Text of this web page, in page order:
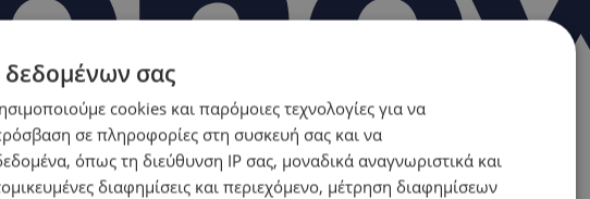
σας
cookies και παρόμοιες τεχνολογίες για να
σε πληροφορίες στη συσκευή σας και να
όπως τη διεύθυνση IP σας, μοναδικά αναγνωριστικά και
διαφημίσεις και περιεχόμενο, μέτρηση διαφημίσεων